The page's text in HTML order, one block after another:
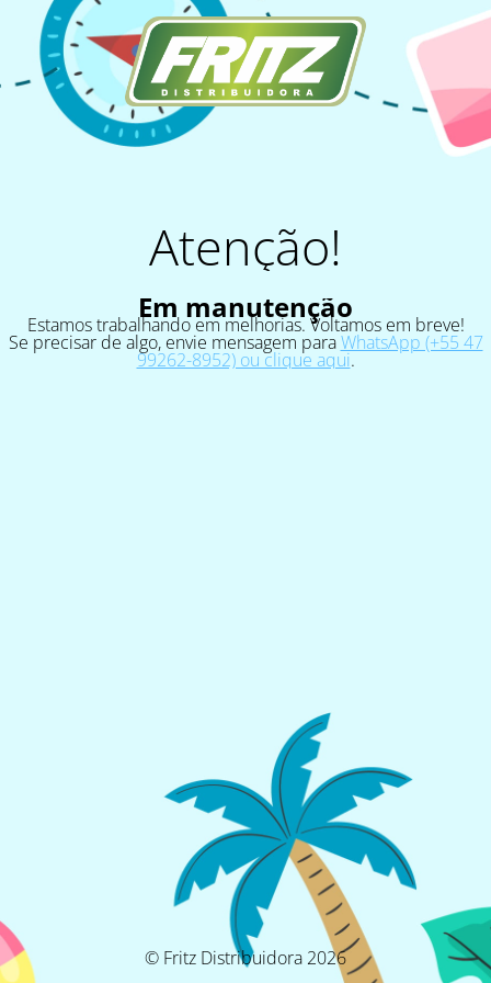
Atenção!
Em manutenção
Estamos trabalhando em melhorias. Voltamos em breve!
Se precisar de algo, envie mensagem paraWhatsApp (+55 47
99262-8952) ou clique aqui.
© Fritz Distribuidora 2026